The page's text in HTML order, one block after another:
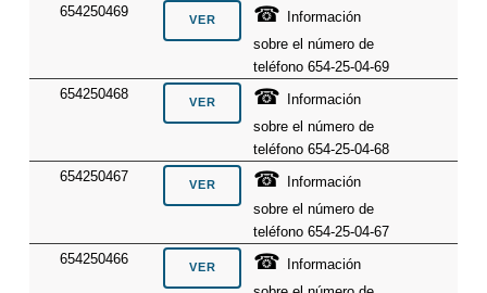
654250469
☎
Información
sobre el número de
teléfono 654-25-04-69
654250468
☎
Información
sobre el número de
teléfono 654-25-04-68
654250467
☎
Información
sobre el número de
teléfono 654-25-04-67
654250466
☎
Información